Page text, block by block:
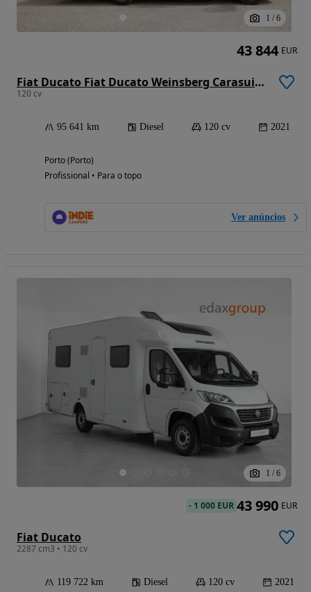
1 / 6
Fiat Ducato Fiat Ducato Weinsberg Carasuite 2021 | Totalmente equipado | Acomoda 5 pessoas
120 cv
95 641 km Diesel 120 cv 2021
Porto (Porto)
Profissional • Para o topo
Ver anúncios
43 844 EUR
1 / 6
Fiat Ducato
2287 cm3 • 120 cv
119 722 km Diesel 120 cv 2021
- 1 000 EUR 43 990 EUR